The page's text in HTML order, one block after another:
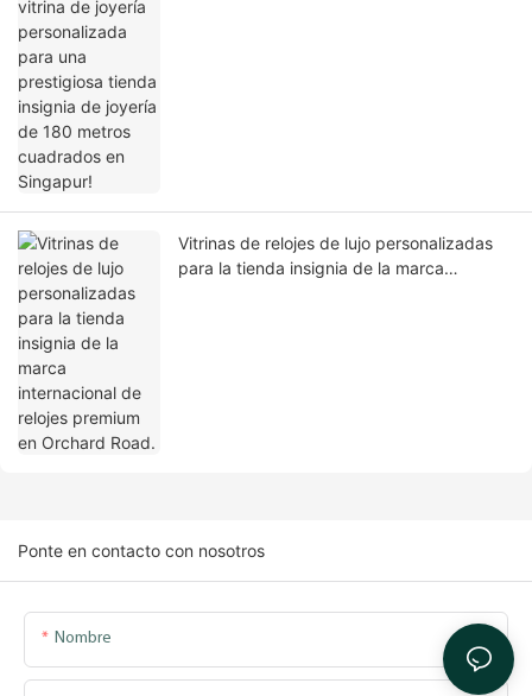
Vitrinas de relojes de lujo personalizadas
para la tienda insignia de la marca
Ponte en contacto con nosotros
Nombre